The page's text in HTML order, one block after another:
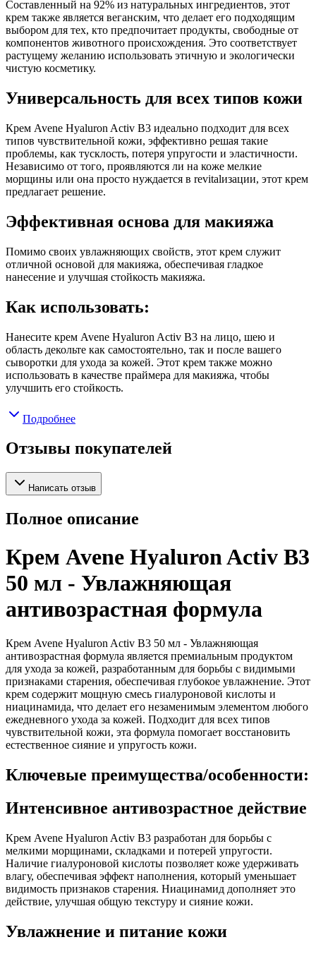
Составленный на 92% из натуральных ингредиентов, этот
крем также является веганским, что делает его подходящим
выбором для тех, кто предпочитает продукты, свободные от
компонентов животного происхождения. Это соответствует
растущему желанию использовать этичную и экологически
чистую косметику.
Универсальность для всех типов кожи
Крем Avene Hyaluron Activ B3 идеально подходит для всех
типов чувствительной кожи, эффективно решая такие
проблемы, как тусклость, потеря упругости и эластичности.
Независимо от того, проявляются ли на коже мелкие
морщины или она просто нуждается в revitalизации, этот крем
предлагает решение.
Эффективная основа для макияжа
Помимо своих увлажняющих свойств, этот крем служит
отличной основой для макияжа, обеспечивая гладкое
нанесение и улучшая стойкость макияжа.
Как использовать:
Нанесите крем Avene Hyaluron Activ B3 на лицо, шею и
область декольте как самостоятельно, так и после вашего
сыворотки для ухода за кожей. Этот крем также можно
использовать в качестве праймера для макияжа, чтобы
улучшить его стойкость.
Подробнее
Отзывы покупателей
Написать отзыв
Полное описание
Крем Avene Hyaluron Activ B3
50 мл - Увлажняющая
антивозрастная формула
Крем Avene Hyaluron Activ B3 50 мл - Увлажняющая
антивозрастная формула является премиальным продуктом
для ухода за кожей, разработанным для борьбы с видимыми
признаками старения, обеспечивая глубокое увлажнение. Этот
крем содержит мощную смесь гиалуроновой кислоты и
ниацинамида, что делает его незаменимым элементом любого
ежедневного ухода за кожей. Подходит для всех типов
чувствительной кожи, эта формула помогает восстановить
естественное сияние и упругость кожи.
Ключевые преимущества/особенности:
Интенсивное антивозрастное действие
Крем Avene Hyaluron Activ B3 разработан для борьбы с
мелкими морщинами, складками и потерей упругости.
Наличие гиалуроновой кислоты позволяет коже удерживать
влагу, обеспечивая эффект наполнения, который уменьшает
видимость признаков старения. Ниацинамид дополняет это
действие, улучшая общую текстуру и сияние кожи.
Увлажнение и питание кожи